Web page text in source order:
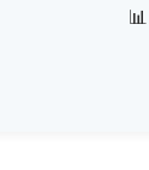
📊